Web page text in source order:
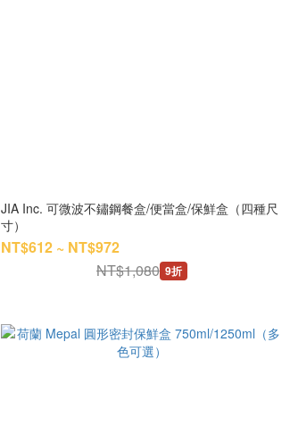
JIA Inc. 可微波不鏽鋼餐盒/便當盒/保鮮盒（四種尺
寸）
NT$612 ~ NT$972
NT$1,080 9折